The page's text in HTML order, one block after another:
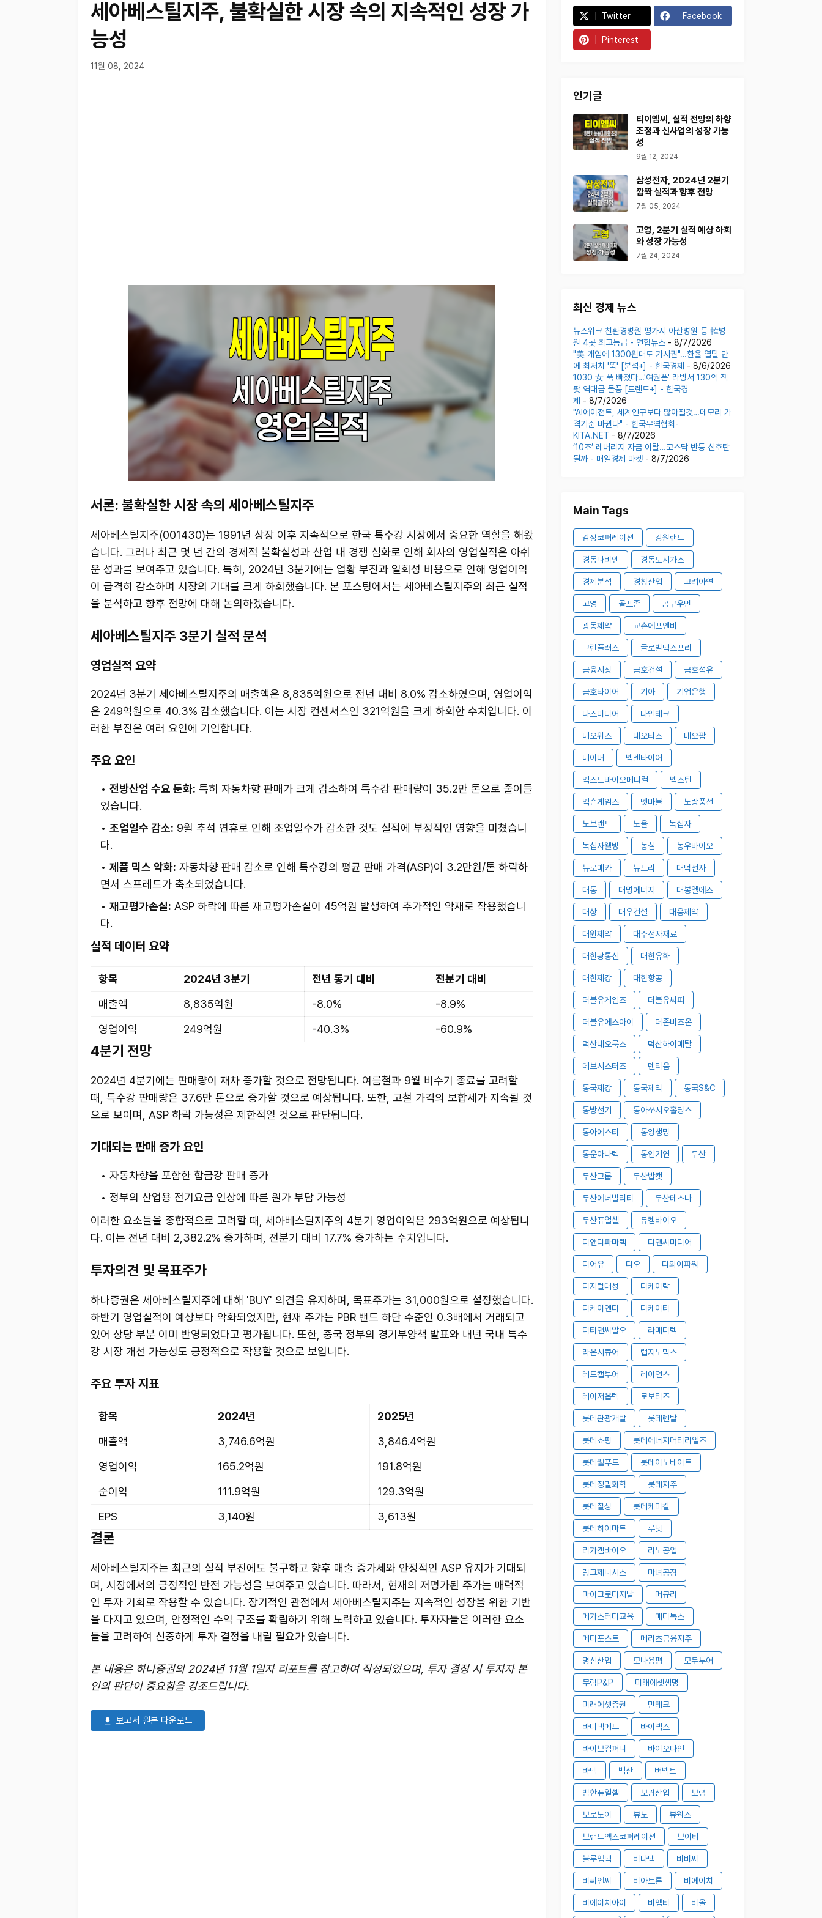
세아베스틸지주, 불확실한 시장 속의 지속적인 성장 가
능성
11월 08, 2024
서론: 불확실한 시장 속의 세아베스틸지주
세아베스틸지주(001430)는 1991년 상장 이후 지속적으로 한국 특수강 시장에서 중요한 역할을 해왔
습니다. 그러나 최근 몇 년 간의 경제적 불확실성과 산업 내 경쟁 심화로 인해 회사의 영업실적은 아쉬
운 성과를 보여주고 있습니다. 특히, 2024년 3분기에는 업황 부진과 일회성 비용으로 인해 영업이익
이 급격히 감소하며 시장의 기대를 크게 하회했습니다. 본 포스팅에서는 세아베스틸지주의 최근 실적
을 분석하고 향후 전망에 대해 논의하겠습니다.
세아베스틸지주 3분기 실적 분석
영업실적 요약
2024년 3분기 세아베스틸지주의 매출액은 8,835억원으로 전년 대비 8.0% 감소하였으며, 영업이익
은 249억원으로 40.3% 감소했습니다. 이는 시장 컨센서스인 321억원을 크게 하회한 수치입니다. 이
러한 부진은 여러 요인에 기인합니다.
주요 요인
전방산업 수요 둔화: 특히 자동차향 판매가 크게 감소하여 특수강 판매량이 35.2만 톤으로 줄어들
었습니다.
조업일수 감소: 9월 추석 연휴로 인해 조업일수가 감소한 것도 실적에 부정적인 영향을 미쳤습니
다.
제품 믹스 악화: 자동차향 판매 감소로 인해 특수강의 평균 판매 가격(ASP)이 3.2만원/톤 하락하
면서 스프레드가 축소되었습니다.
재고평가손실: ASP 하락에 따른 재고평가손실이 45억원 발생하여 추가적인 악재로 작용했습니
다.
실적 데이터 요약
항목 2024년 3분기 전년 동기 대비
전분기 대비
매출액
8,835억원 -8.0%
-8.9%
영업이익
249억원 -40.3% -60.9%
4분기 전망
2024년 4분기에는 판매량이 재차 증가할 것으로 전망됩니다. 여름철과 9월 비수기 종료를 고려할
때, 특수강 판매량은 37.6만 톤으로 증가할 것으로 예상됩니다. 또한, 고철 가격의 보합세가 지속될 것
으로 보이며, ASP 하락 가능성은 제한적일 것으로 판단됩니다.
기대되는 판매 증가 요인
자동차향을 포함한 합금강 판매 증가
정부의 산업용 전기요금 인상에 따른 원가 부담 가능성
이러한 요소들을 종합적으로 고려할 때, 세아베스틸지주의 4분기 영업이익은 293억원으로 예상됩니
다. 이는 전년 대비 2,382.2% 증가하며, 전분기 대비 17.7% 증가하는 수치입니다.
투자의견 및 목표주가
하나증권은 세아베스틸지주에 대해 'BUY' 의견을 유지하며, 목표주가는 31,000원으로 설정했습니다.
하반기 영업실적이 예상보다 악화되었지만, 현재 주가는 PBR 밴드 하단 수준인 0.3배에서 거래되고
있어 상당 부분 이미 반영되었다고 평가됩니다. 또한, 중국 정부의 경기부양책 발표와 내년 국내 특수
강 시장 개선 가능성도 긍정적으로 작용할 것으로 보입니다.
주요 투자 지표
항목 2024년
2025년
매출액
3,746.6억원
3,846.4억원
영업이익
165.2억원
191.8억원
순이익
111.9억원
129.3억원
EPS
3,140원 3,613원
결론
세아베스틸지주는 최근의 실적 부진에도 불구하고 향후 매출 증가세와 안정적인 ASP 유지가 기대되
며, 시장에서의 긍정적인 반전 가능성을 보여주고 있습니다. 따라서, 현재의 저평가된 주가는 매력적
인 투자 기회로 작용할 수 있습니다. 장기적인 관점에서 세아베스틸지주는 지속적인 성장을 위한 기반
을 다지고 있으며, 안정적인 수익 구조를 확립하기 위해 노력하고 있습니다. 투자자들은 이러한 요소
들을 고려하여 신중하게 투자 결정을 내릴 필요가 있습니다.
본 내용은 하나증권의 2024년 11월 1일자 리포트를 참고하여 작성되었으며, 투자 결정 시 투자자 본
인의 판단이 중요함을 강조드립니다.
보고서 원본 다운로드
Twitter Facebook
Pinterest
인기글
티이엠씨, 실적 전망의 하향
조정과 신사업의 성장 가능
성
9월 12, 2024
삼성전자, 2024년 2분기
깜짝 실적과 향후 전망
7월 05, 2024
고영, 2분기 실적 예상 하회
와 성장 가능성
7월 24, 2024
최신 경제 뉴스
뉴스위크 친환경병원 평가서 아산병원 등 韓병
원 4곳 최고등급 - 연합뉴스- 8/7/2026
"美 개입에 1300원대도 가시권"…환율 열달 만
에 최저치 '뚝' [분석+] - 한국경제 - 8/6/2026
1030 女 푹 빠졌다…'여권폰' 라방서 130억 잭
팟 역대급 돌풍 [트렌드+] - 한국경
제 - 8/7/2026
"AI에이전트, 세계인구보다 많아질것…메모리 가
격기준 바뀐다" - 한국무역협회-
KITA.NET - 8/7/2026
‘10조’ 레버리지 자금 이탈…코스닥 반등 신호탄
될까 - 매일경제 마켓- 8/7/2026
Main Tags
감성코퍼레이션 강원랜드
경동나비엔 경동도시가스
경제분석 경창산업 고려아연
고영 골프존 공구우먼
광동제약 교촌에프앤비
그린플러스 글로벌텍스프리
금융시장 금호건설 금호석유
금호타이어 기아 기업은행
나스미디어 나인테크
네오위즈 네오티스 네오팜
네이버 넥센타이어
넥스트바이오메디컬 넥스틴
넥슨게임즈 넷마블 노랑풍선
노브랜드 노을 녹십자
녹십자웰빙 농심 농우바이오
뉴로메카 뉴트리 대덕전자
대동 대명에너지 대봉엘에스
대상 대우건설 대웅제약
대원제약 대주전자재료
대한광통신 대한유화
대한제강 대한항공
더블유게임즈 더블유씨피
더블유에스아이 더존비즈온
덕산네오룩스 덕산하이메탈
데브시스터즈 덴티움
동국제강 동국제약 동국S&C
동방선기 동아쏘시오홀딩스
동아에스티 동양생명
동운아나텍 동인기연 두산
두산그룹 두산밥캣
두산에너빌리티 두산테스나
두산퓨얼셀 듀켐바이오
디앤디파마텍 디앤씨미디어
디어유 디오 디와이파워
디지털대성 디케이락
디케이앤디 디케이티
디티앤씨알오 라메디텍
라온시큐어 랩지노믹스
레드캡투어 레이언스
레이저옵텍 로보티즈
롯데관광개발 롯데렌탈
롯데쇼핑 롯데에너지머티리얼즈
롯데웰푸드 롯데이노베이트
롯데정밀화학 롯데지주
롯데칠성 롯데케미칼
롯데하이마트 루닛
리가켐바이오 리노공업
링크제니시스 마녀공장
마이크로디지탈 머큐리
메가스터디교육 메디톡스
메디포스트 메리츠금융지주
명신산업 모나용평 모두투어
무림P&P 미래에셋생명
미래에셋증권 민테크
바디텍메드 바이넥스
바이브컴퍼니 바이오다인
바텍 백산 버넥트
범한퓨얼셀 보광산업 보령
보로노이 뷰노 뷰웍스
브랜드엑스코퍼레이션 브이티
블루엠텍 비나텍 비비씨
비씨엔씨 비아트론 비에이치
비에이치아이 비엠티 비올